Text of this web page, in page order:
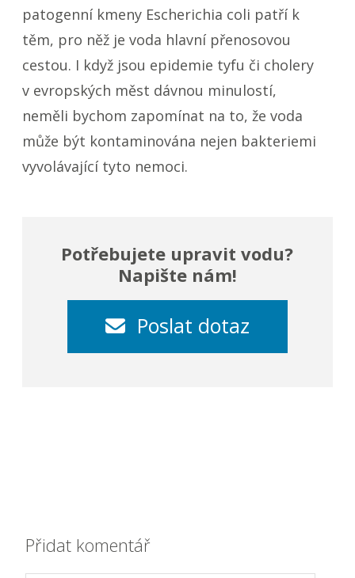
patogenní kmeny Escherichia coli patří k
těm, pro něž je voda hlavní přenosovou
cestou. I když jsou epidemie tyfu či cholery
v evropských měst dávnou minulostí,
neměli bychom zapomínat na to, že voda
může být kontaminována nejen bakteriemi
vyvolávající tyto nemoci.
Potřebujete upravit vodu?
Napište nám!
Poslat dotaz
Přidat komentář